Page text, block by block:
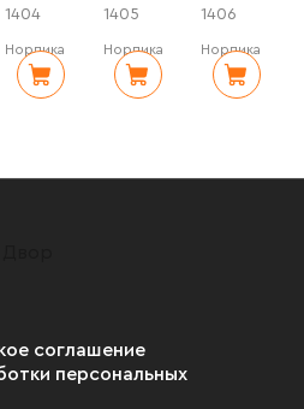
1404
Нордика
1405
Нордика
1406
Нордика
соглашение
персональных